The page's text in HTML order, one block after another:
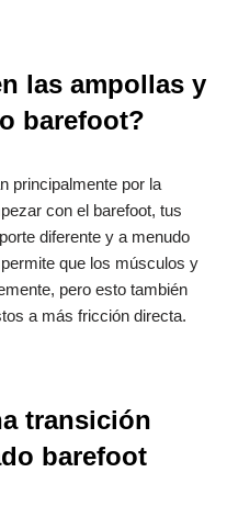
las ampollas y
barefoot?
principalmente por la
con el barefoot, tus
diferente y a menudo
que los músculos y
pero esto también
a más fricción directa.
transición
barefoot